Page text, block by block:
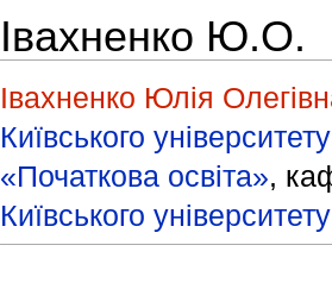
Івахненко Ю.О.
Івахненко Юлія
Київського
«Початкова освіта»,
Київського